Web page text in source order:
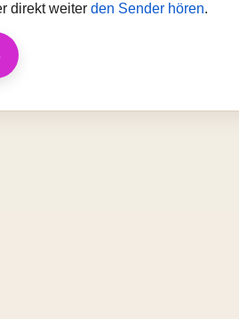
direkt weiter den Sender hören.